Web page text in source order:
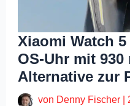
Xiaomi Watch
OS-Uhr mit
Alternative zur
von Denny Fischer